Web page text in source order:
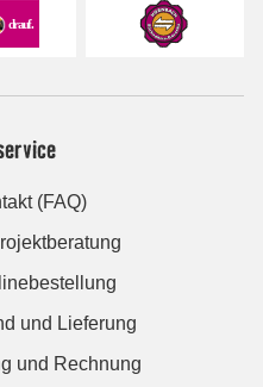
(FAQ)
und Lieferung
und Rechnung